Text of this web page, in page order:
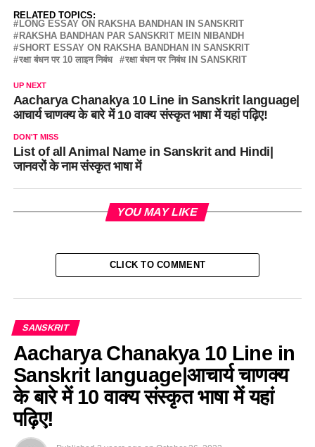
RELATED TOPICS:
LONG ESSAY ON RAKSHA BANDHAN IN SANSKRIT
RAKSHA BANDHAN PAR SANSKRIT MEIN NIBANDH
SHORT ESSAY ON RAKSHA BANDHAN IN SANSKRIT
रक्षा बंधन पर 10 लाइन निबंध
रक्षा बंधन पर निबंध IN SANSKRIT
UP NEXT
Aacharya Chanakya 10 Line in Sanskrit language|
आचार्य चाणक्य के बारे में 10 वाक्य संस्कृत भाषा में यहां पढ़िए!
DON'T MISS
List of all Animal Name in Sanskrit and Hindi|
जानवरों के नाम संस्कृत भाषा में
YOU MAY LIKE
CLICK TO COMMENT
SANSKRIT
Aacharya Chanakya 10 Line in
Sanskrit language|आचार्य चाणक्य
के बारे में 10 वाक्य संस्कृत भाषा में यहां
पढ़िए!